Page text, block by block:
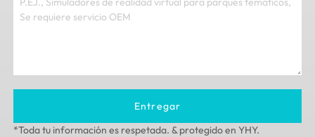
Entregar
*Toda tu información es respetada. & protegido en YHY.